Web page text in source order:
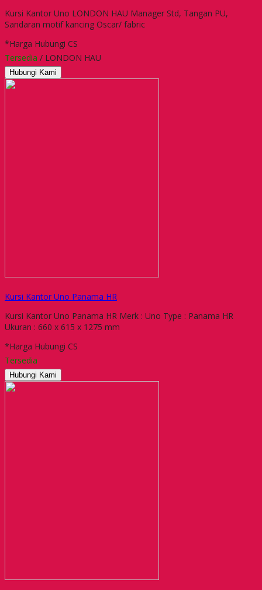
Kursi Kantor Uno LONDON HAU Manager Std, Tangan PU,
Sandaran motif kancing Oscar/ fabric
*Harga Hubungi CS
Tersedia / LONDON HAU
Hubungi Kami
Kursi Kantor Uno Panama HR
Kursi Kantor Uno Panama HR Merk : Uno Type : Panama HR
Ukuran : 660 x 615 x 1275 mm
*Harga Hubungi CS
Tersedia
Hubungi Kami